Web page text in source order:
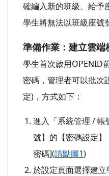
確編入新的班級、給予
學生將無法以班級座號
準備作業：建立雲
學生首次啟用OPENID
密碼，管理者可以批次
定)，方式如下：
進入「系統管理 / 帳
號】的【密碼設定
密碼](請點圖1)
於設定頁面選擇建